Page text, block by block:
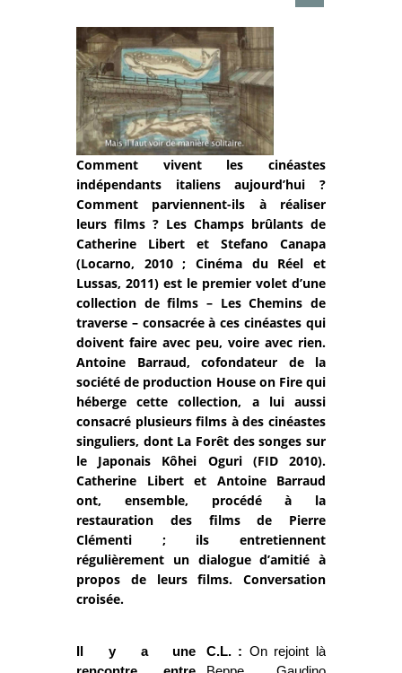
Comment vivent les cinéastes
indépendants italiens aujourd’hui ?
Comment parviennent-ils à réaliser
leurs films ? Les Champs brûlants de
Catherine Libert et Stefano Canapa
(Locarno, 2010 ; Cinéma du Réel et
Lussas, 2011) est le premier volet d’une
collection de films – Les Chemins de
traverse – consacrée à ces cinéastes qui
doivent faire avec peu, voire avec rien.
Antoine Barraud, cofondateur de la
société de production House on Fire qui
héberge cette collection, a lui aussi
consacré plusieurs films à des cinéastes
singuliers, dont La Forêt des songes sur
le Japonais Kôhei Oguri (FID 2010).
Catherine Libert et Antoine Barraud
ont, ensemble, procédé à la
restauration des films de Pierre
Clémenti ; ils entretiennent
régulièrement un dialogue d’amitié à
propos de leurs films. Conversation
croisée.
Il y a une
C.L. : On rejoint là